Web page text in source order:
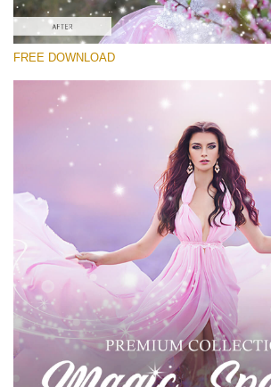
(216 Overlays)
Large 6000*4000px
(373 Overlays)
Large 6000*4000px
Entire Collection
(1783 Overlays)
Large 6000*4000px
Download Grátis
FREE DOWNLOAD